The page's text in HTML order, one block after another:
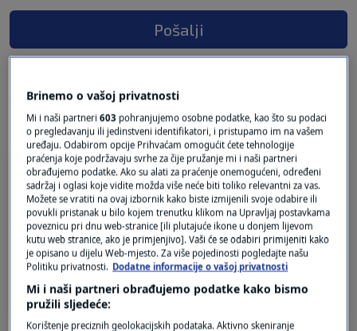
Pošalji
2 KOMENTARA Najnovije
prije 5 mjeseci
Jozo
Plenković će biti zapamćen kao najveći grobar
hrvatskih umirovljenika i njihovih prava za
dostojan život.
Odgovor
Brinemo o vašoj privatnosti
Mi i naši partneri603 pohranjujemo osobne podatke, kao što su podaci
o pregledavanju ili jedinstveni identifikatori, i pristupamo im na vašem
uređaju. Odabirom opcije Prihvaćam omogućit ćete tehnologije
praćenja koje podržavaju svrhe za čije pružanje mi i naši partneri
obrađujemo podatke. Ako su alati za praćenje onemogućeni, određeni
sadržaj i oglasi koje vidite možda više neće biti toliko relevantni za vas.
Možete se vratiti na ovaj izbornik kako biste izmijenili svoje odabire ili
povukli pristanak u bilo kojem trenutku klikom na Upravljaj postavkama
poveznicu pri dnu web-stranice [ili plutajuće ikone u donjem lijevom
kutu web stranice, ako je primjenjivo]. Vaši će se odabiri primijeniti kako
je opisano u dijelu Web-mjesto. Za više pojedinosti pogledajte našu
Politiku privatnosti. Dodatne informacije o vašoj privatnosti
Mi i naši partneri obrađujemo podatke kako bismo
pružili sljedeće:
Korištenje preciznih geolokacijskih podataka. Aktivno skeniranje